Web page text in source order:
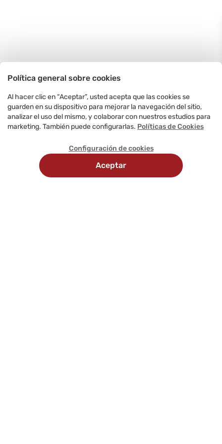
Política general sobre cookies
Al hacer clic en “Aceptar”, usted acepta que las cookies se
guarden en su dispositivo para mejorar la navegación del sitio,
analizar el uso del mismo, y colaborar con nuestros estudios para
marketing. También puede configurarlas. Políticas de Cookies
Configuración de cookies
Aceptar